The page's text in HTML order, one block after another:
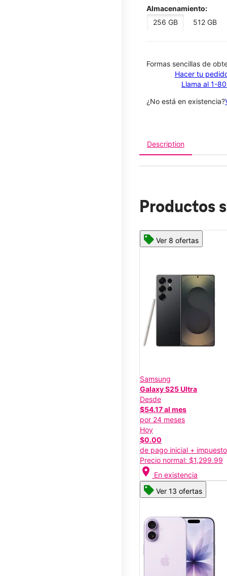
Almacenamiento:
256 GB
512 GB
​​​​​​​Formas sencillas de
Hacer tu
Llama al 1-
¿No está en existencia?
Description
Productos
Ver 8 ofertas
Samsung
Galaxy S25 Ultra
Desde
$54.17 al mes
por 24 meses
Hoy
$0.00
de pago inicial +
Precio normal: $1,299.99
location_on En existencia
Ver 13 ofertas